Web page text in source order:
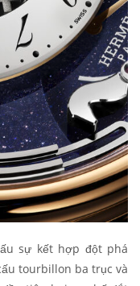
sự kết hợp đột phá
tourbillon ba trục và